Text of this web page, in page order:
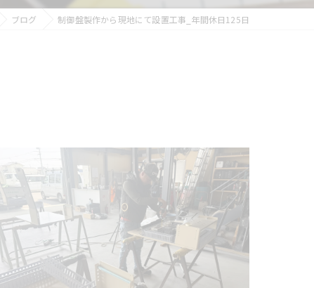
ブログ 制御盤製作から現地にて設置工事_年間休日125日